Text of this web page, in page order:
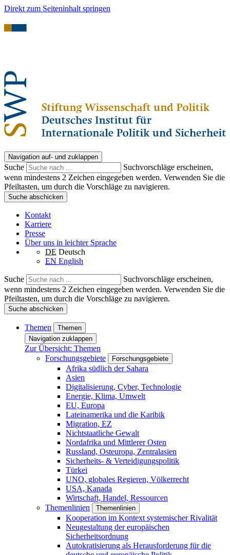
Direkt zum Seiteninhalt springen
Navigation auf- und zuklappen
Suche
Suchvorschläge erscheinen,
wenn mindestens 2 Zeichen eingegeben werden. Verwenden Sie die
Pfeiltasten, um durch die Vorschläge zu navigieren.
Suche abschicken
Kontakt
Karriere
Presse
Über uns in leichter Sprache
DE Deutsch
EN English
Suche
Suchvorschläge erscheinen,
wenn mindestens 2 Zeichen eingegeben werden. Verwenden Sie die
Pfeiltasten, um durch die Vorschläge zu navigieren.
Suche abschicken
Themen
Themen
Navigation zuklappen
Zur Übersicht: Themen
Forschungsgebiete
Forschungsgebiete
Afrika südlich der Sahara
Asien
Digitalisierung, Cyber, Technologie
Energie, Klima, Umwelt
EU, Europa
Lateinamerika und die Karibik
Migration, EZ
Nichtstaatliche Gewalt
Nordafrika und Mittlerer Osten
Russland, Osteuropa, Zentralasien
Sicherheits- & Verteidigungspolitik
Türkei
UNO, globales Regieren, Völkerrecht
USA, Kanada
Wirtschaft, Handel, Ressourcen
Themenlinien
Themenlinien
Kooperation im Kontext systemischer Rivalität
Neugestaltung der europäischen
Sicherheitsordnung
Autokratisierung als Herausforderung für die